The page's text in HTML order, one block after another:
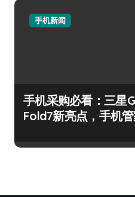
手机新闻
手机采购必看：三星
Fold7新亮点，手机